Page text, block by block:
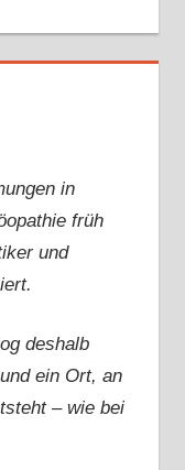
in
früh
und
deshalb
ein Ort, an
– wie bei